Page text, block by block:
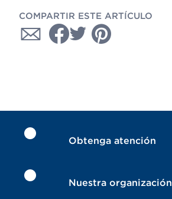
COMPARTIR ESTE ARTÍCULO
Obtenga atención
Nuestra organización